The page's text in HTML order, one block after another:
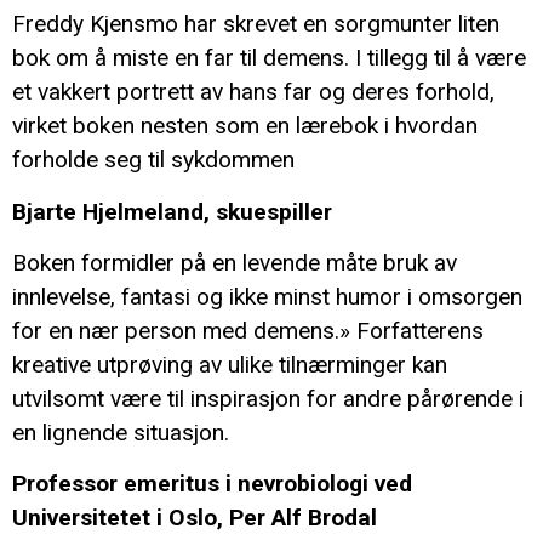
Freddy Kjensmo har skrevet en sorgmunter liten
bok om å miste en far til demens. I tillegg til å være
et vakkert portrett av hans far og deres forhold,
virket boken nesten som en lærebok i hvordan
forholde seg til sykdommen
Bjarte Hjelmeland, skuespiller
Boken formidler på en levende måte bruk av
innlevelse, fantasi og ikke minst humor i omsorgen
for en nær person med demens.» Forfatterens
kreative utprøving av ulike tilnærminger kan
utvilsomt være til inspirasjon for andre pårørende i
en lignende situasjon.
Professor emeritus i nevrobiologi ved
Universitetet i Oslo, Per Alf Brodal